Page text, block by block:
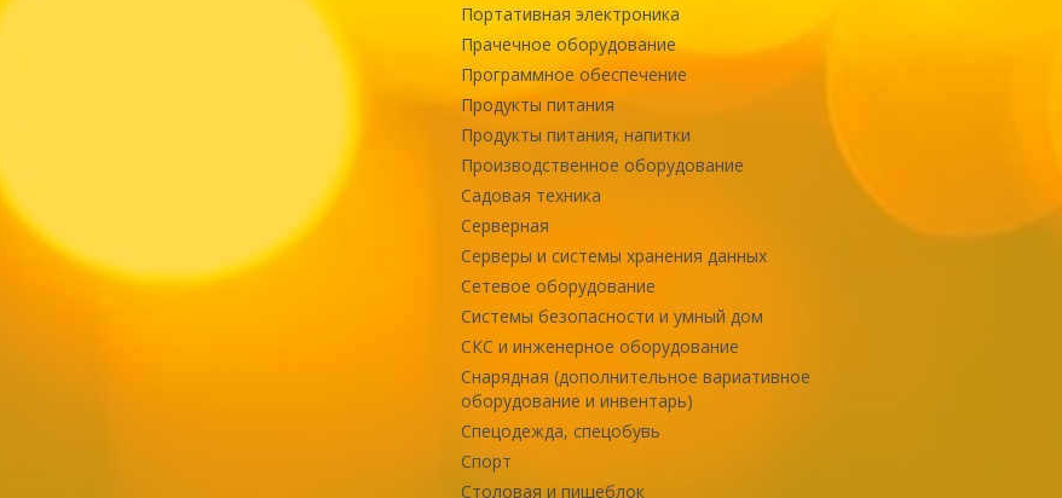
Портативная электроника
Прачечное оборудование
Программное обеспечение
Продукты питания
Продукты питания, напитки
Производственное оборудование
Садовая техника
Серверная
Серверы и системы хранения данных
Сетевое оборудование
Системы безопасности и умный дом
СКС и инженерное оборудование
Снарядная (дополнительное вариативное
оборудование и инвентарь)
Спецодежда, спецобувь
Спорт
Столовая и пищеблок